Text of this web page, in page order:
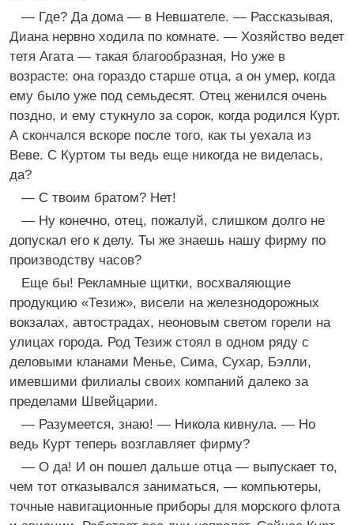
— Где? Да дома — в Невшателе. — Рассказывая,
Диана нервно ходила по комнате. — Хозяйство ведет
тетя Агата — такая благообразная, Но уже в
возрасте: она гораздо старше отца, а он умер, когда
ему было уже под семьдесят. Отец женился очень
поздно, и ему стукнуло за сорок, когда родился Курт.
А скончался вскоре после того, как ты уехала из
Веве. С Куртом ты ведь еще никогда не виделась,
да?
— С твоим братом? Нет!
— Ну конечно, отец, пожалуй, слишком долго не
допускал его к делу. Ты же знаешь нашу фирму по
производству часов?
Еще бы! Рекламные щитки, восхваляющие
продукцию «Тезиж», висели на железнодорожных
вокзалах, автострадах, неоновым светом горели на
улицах города. Род Тезиж стоял в одном ряду с
деловыми кланами Менье, Сима, Сухар, Бэлли,
имевшими филиалы своих компаний далеко за
пределами Швейцарии.
— Разумеется, знаю! — Никола кивнула. — Но
ведь Курт теперь возглавляет фирму?
— О да! И он пошел дальше отца — выпускает то,
чем тот отказывался заниматься, — компьютеры,
точные навигационные приборы для морского флота